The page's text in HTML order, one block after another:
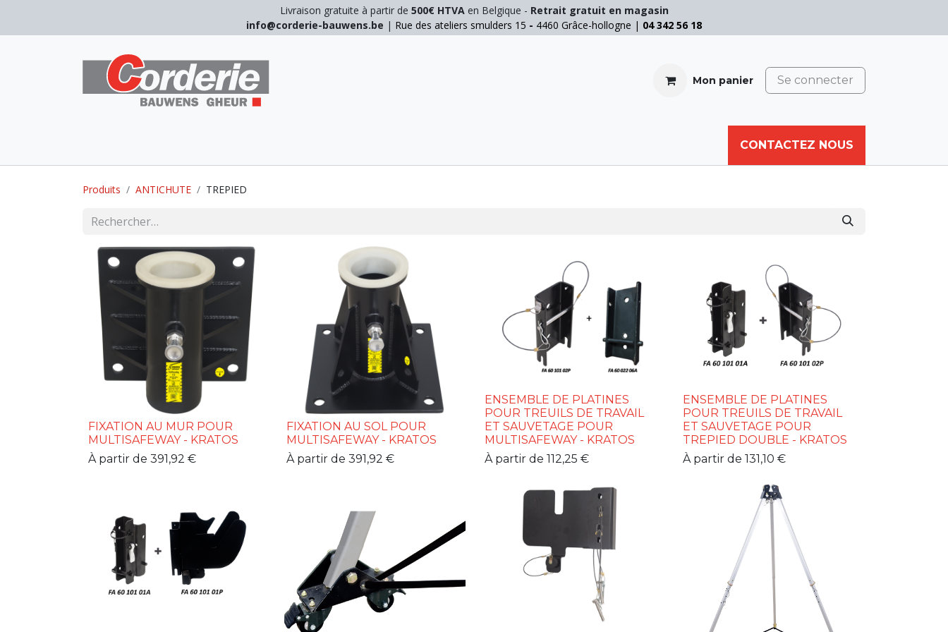
Livraison gratuite à partir de 500€ HTVAen Belgique - Retrait gratuit en magasin
info@corderie-bauwens.be | Rue des ateliers smulders 15 - 4460 Grâce-hollogne | 04 342 56 18
Mon panier Se connecter
CORDE AUTRES
CONTACTEZ NOUS
Produits ANTICHUTE TREPIED
FIXATION AU MUR POUR
MULTISAFEWAY - KRATOS
À partir de 391,92 €
FIXATION AU SOL POUR
MULTISAFEWAY - KRATOS
À partir de 391,92 €
ENSEMBLE DE PLATINES
POUR TREUILS DE TRAVAIL
ET SAUVETAGE POUR
MULTISAFEWAY - KRATOS
À partir de 112,25 €
ENSEMBLE DE PLATINES
POUR TREUILS DE TRAVAIL
ET SAUVETAGE POUR
TREPIED DOUBLE - KRATOS
À partir de 131,10 €